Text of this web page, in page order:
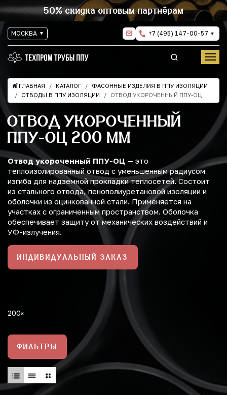
50% скидка оптовым партнёрам
МОСКВА +7 (495) 147-00-57
ГЛАВНАЯ КАТАЛОГ
ФАСОННЫЕ ИЗДЕЛИЯ В ППУ ИЗОЛЯЦИИ
ОТВОДЫ В ППУ ИЗОЛЯЦИИ
ОТВОД УКОРОЧЕННЫЙ ППУ-ОЦ
ОТВОД УКОРОЧЕННЫЙ
ППУ-ОЦ 200 ММ
Отвод укороченный ППУ-ОЦ — это
теплоизолированный отвод с уменьшенным радиусом
изгиба для надземной прокладки теплосетей. Состоит
из стального отвода, пенополиуретановой изоляции и
оболочки из оцинкованной стали. Применяется на
участках с ограниченным пространством. Оболочка
обеспечивает защиту от механических воздействий и
УФ-излучения.
ИНДИВИДУАЛЬНЫЙ ЗАКАЗ
200
ФИЛЬТРЫ